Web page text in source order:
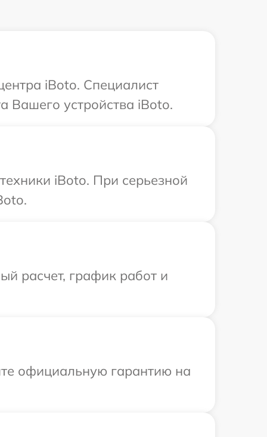
iBoto. Специалист
Вашего устройства iBoto.
iBoto. При серьезной
расчет, график работ и
официальную гарантию на